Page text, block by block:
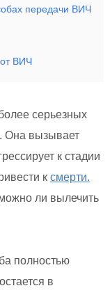
передачи ВИЧ
ВИЧ
серьезных
Она вызывает
к стадии
к смерти.
ли вылечить
полностью
в